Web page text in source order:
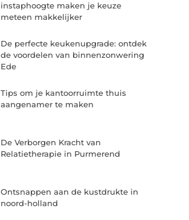
instaphoogte maken je keuze
meteen makkelijker
De perfecte keukenupgrade: ontdek
de voordelen van binnenzonwering
Ede
Tips om je kantoorruimte thuis
aangenamer te maken
De Verborgen Kracht van
Relatietherapie in Purmerend
Ontsnappen aan de kustdrukte in
noord-holland